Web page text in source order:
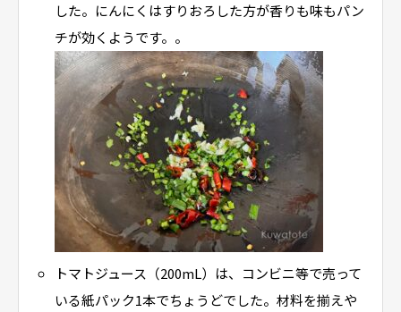
した。にんにくはすりおろした方が香りも味もパン
チが効くようです。。
トマトジュース（200mL）は、コンビニ等で売って
いる紙パック1本でちょうどでした。材料を揃えや